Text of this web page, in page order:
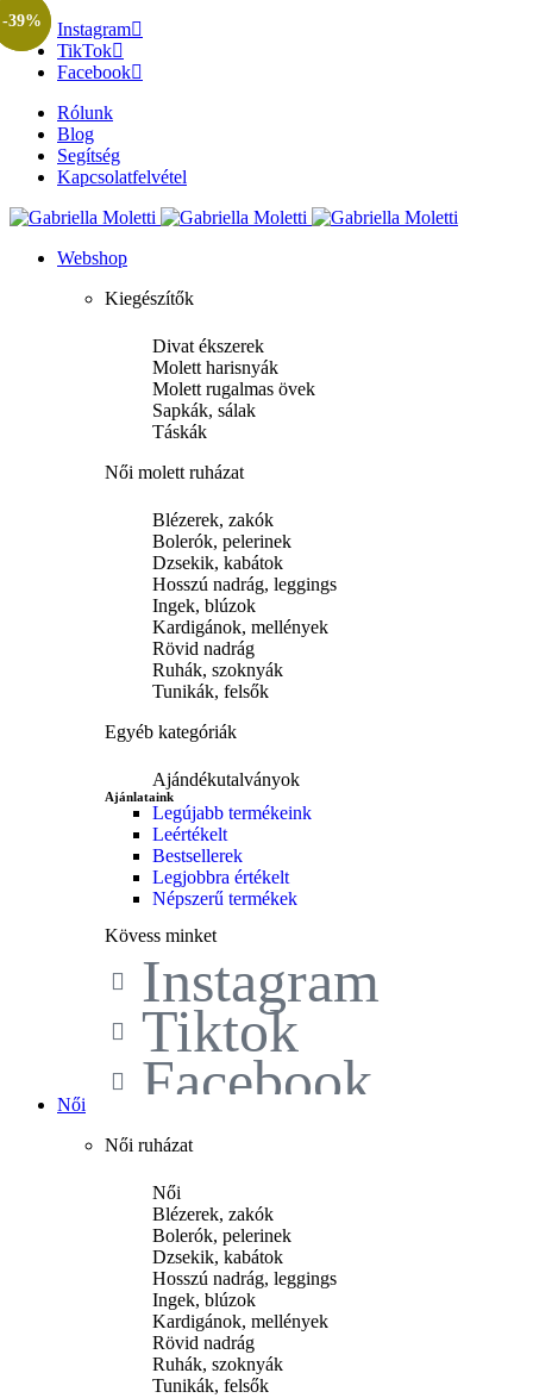
Instagram
TikTok
Facebook
Rólunk
Blog
Segítség
Kapcsolatfelvétel
Webshop
Kiegészítők
Divat ékszerek
Molett harisnyák
Molett rugalmas övek
Sapkák, sálak
Táskák
Női molett ruházat
Blézerek, zakók
Bolerók, pelerinek
Dzsekik, kabátok
Hosszú nadrág, leggings
Ingek, blúzok
Kardigánok, mellények
Rövid nadrág
Ruhák, szoknyák
Tunikák, felsők
Egyéb kategóriák
Ajándékutalványok
Ajánlataink
Legújabb termékeink
Leértékelt
Bestsellerek
Legjobbra értékelt
Népszerű termékek
Kövess minket
Instagram
Tiktok
Facebook
Női
Női ruházat
Női
Blézerek, zakók
Bolerók, pelerinek
Dzsekik, kabátok
Hosszú nadrág, leggings
Ingek, blúzok
Kardigánok, mellények
Rövid nadrág
Ruhák, szoknyák
Tunikák, felsők
-45%
-39%